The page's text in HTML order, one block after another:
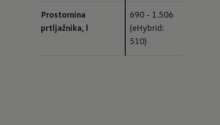
Prostornina
prtljažnika, l
690 - 1.506
(eHybrid:
510)